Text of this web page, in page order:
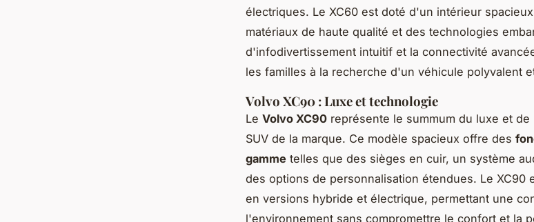
électriques. Le XC60 est doté d'un intérieur
matériaux de haute qualité et des technologies
d'infodivertissement intuitif et la connectivité
les familles à la recherche d'un véhicule polyvalent
Volvo XC90 : Luxe et technologie
Le Volvo XC90 représente le summum du luxe et
SUV de la marque. Ce modèle spacieux offre des
gamme telles que des sièges en cuir, un système
des options de personnalisation étendues. Le XC90
en versions hybride et électrique, permettant une
l'environnement sans compromettre le confort et la